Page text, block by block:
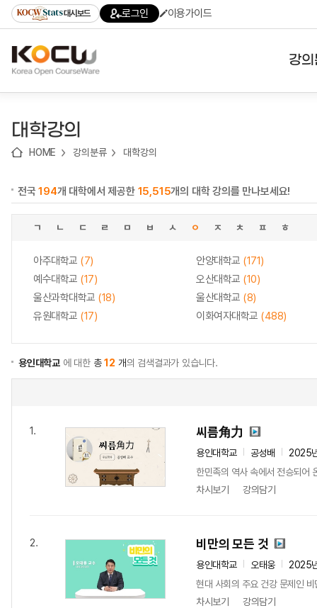
기
기
기
content)
가
대시보드 로그인 이용가이드
강
대학강의
HOME 강의분류 대학강의
전국194개 대학에서 제공한 15,515개의 대학 강의를 만나보세요!
ㄱ ㄴ ㄷ ㄹ ㅁ ㅂ ㅅ ㅇ ㅈ ㅊ ㅍ ㅎ
아주대학교 (7) 안양대학교 (171)
예수대학교 (17) 오산대학교 (10)
울산과학대학교 (18) 울산대학교 (8)
유원대학교 (17) 이화여자대학교 (488)
용인대학교 에 대한 총12 개의 검색결과가 있습니다.
1. 씨름角力
용인대학교 공성배
2025
한민족의 역사 속에서 전승되어
차시보기
강의담기
2. 비만의 모든 것
용인대학교 오태웅
2025
현대 사회의 주요 건강 문제인
차시보기
강의담기